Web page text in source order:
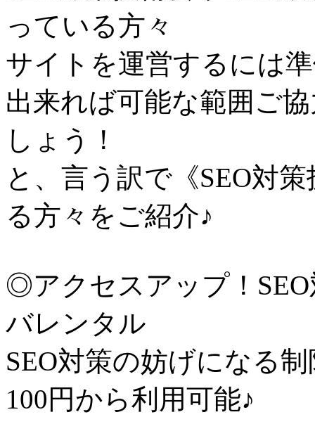
っている方々
サイトを運営するには
出来れば可能な範囲ご
しょう！
と、言う訳で《SEO対
る方々をご紹介♪
◎アクセスアップ！
バレンタル
SEO対策の妨げになる
100円から利用可能♪